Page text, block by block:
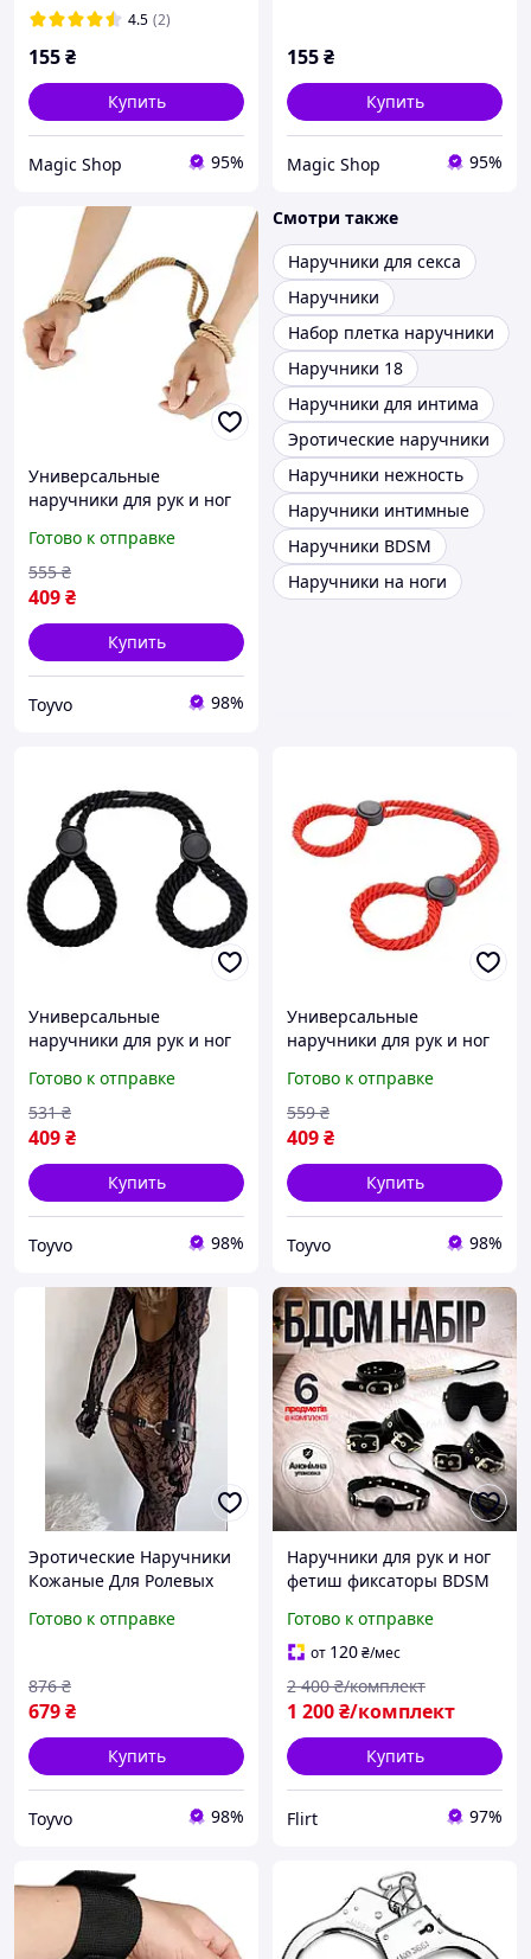
4.5 (2)
155₴
Купить
Magic Shop 95%
155₴
Купить
Magic Shop 95%
Универсальные
наручники для рук и ног
Seli Універсальні
наручники для рук і ніг
БДСМ Бежевий Садомазо
Готово к отправке
409₴
555 ₴
Купить
Toyvo 98%
Смотри также
Наручники для секса
Наручники
Набор плетка наручники
Наручники 18
Наручники для интима
Эротические наручники
Наручники нежность
Наручники интимные
Наручники BDSM
Наручники на ноги
Универсальные
наручники для рук и ног
Toyvoo Універсальні
наручники для рук і ніг
БДСМ Чорний Садомазо
Готово к отправке
409₴
531 ₴
Купить
Toyvo 98%
Универсальные
наручники для рук и ног
Salex Універсальні
наручники для рук і ніг
БДСМ Червоний
Садомазо
Готово к отправке
409₴
559 ₴
Купить
Toyvo 98%
Эротические Наручники
Кожаные Для Ролевых
Еротичні Наручники
Ігор Чорні
Готово к отправке
679₴
876 ₴
Купить
Toyvo 98%
Наручники для рук и ног
фетиш фиксаторы BDSM
набор для ролевых игр
Готово к отправке
от 120₴/мес
1 200₴/комплект
2 400 ₴/комплект
Купить
Flirt 97%